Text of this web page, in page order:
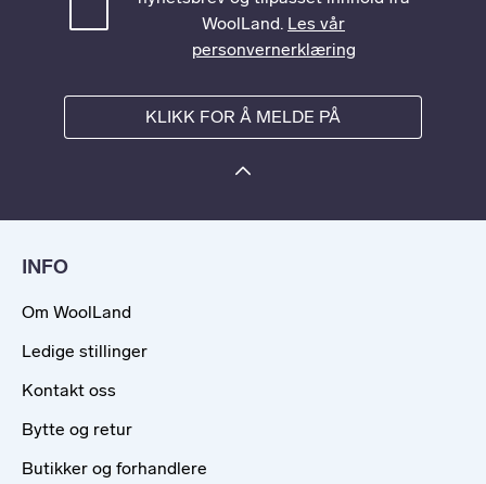
WoolLand. Les vår
personvernerklæring
KLIKK FOR Å MELDE PÅ
INFO
Om WoolLand
Ledige stillinger
Kontakt oss
Bytte og retur
Butikker og forhandlere